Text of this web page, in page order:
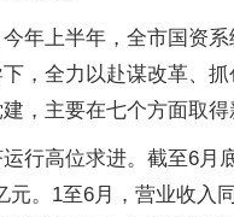
年上半年，全市国资
，全力以赴谋改革、抓
，主要在七个方面取得
行高位求进。截至6月
元。1至6月，营业收入